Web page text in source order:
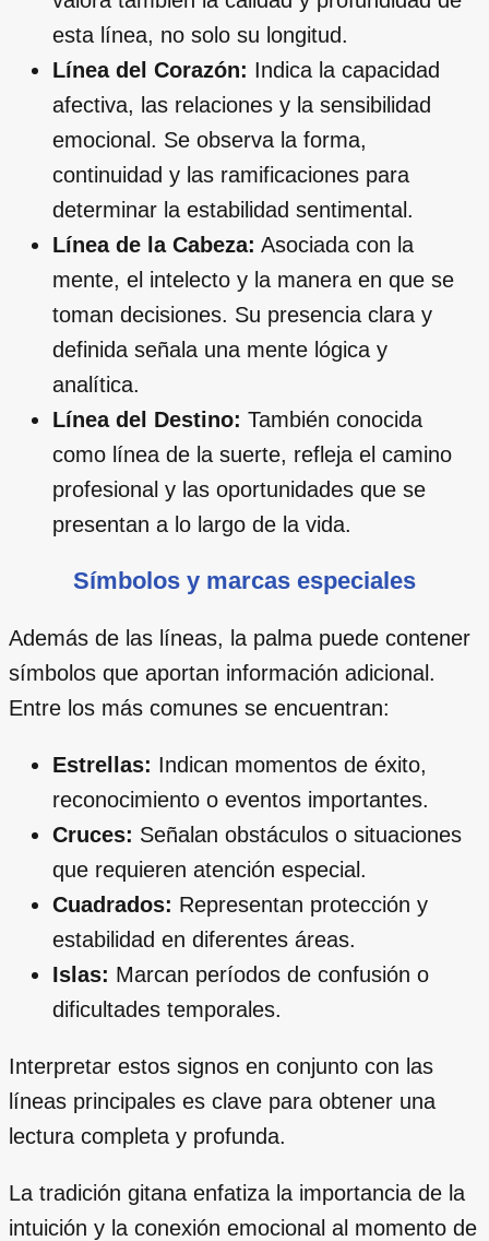
esta línea, no solo su longitud.
Línea del Corazón: Indica la capacidad
afectiva, las relaciones y la sensibilidad
emocional. Se observa la forma,
continuidad y las ramificaciones para
determinar la estabilidad sentimental.
Línea de la Cabeza: Asociada con la
mente, el intelecto y la manera en que se
toman decisiones. Su presencia clara y
definida señala una mente lógica y
analítica.
Línea del Destino: También conocida
como línea de la suerte, refleja el camino
profesional y las oportunidades que se
presentan a lo largo de la vida.
Símbolos y marcas especiales
Además de las líneas, la palma puede contener
símbolos que aportan información adicional.
Entre los más comunes se encuentran:
Estrellas: Indican momentos de éxito,
reconocimiento o eventos importantes.
Cruces: Señalan obstáculos o situaciones
que requieren atención especial.
Cuadrados: Representan protección y
estabilidad en diferentes áreas.
Islas: Marcan períodos de confusión o
dificultades temporales.
Interpretar estos signos en conjunto con las
líneas principales es clave para obtener una
lectura completa y profunda.
La tradición gitana enfatiza la importancia de la
intuición y la conexión emocional al momento de